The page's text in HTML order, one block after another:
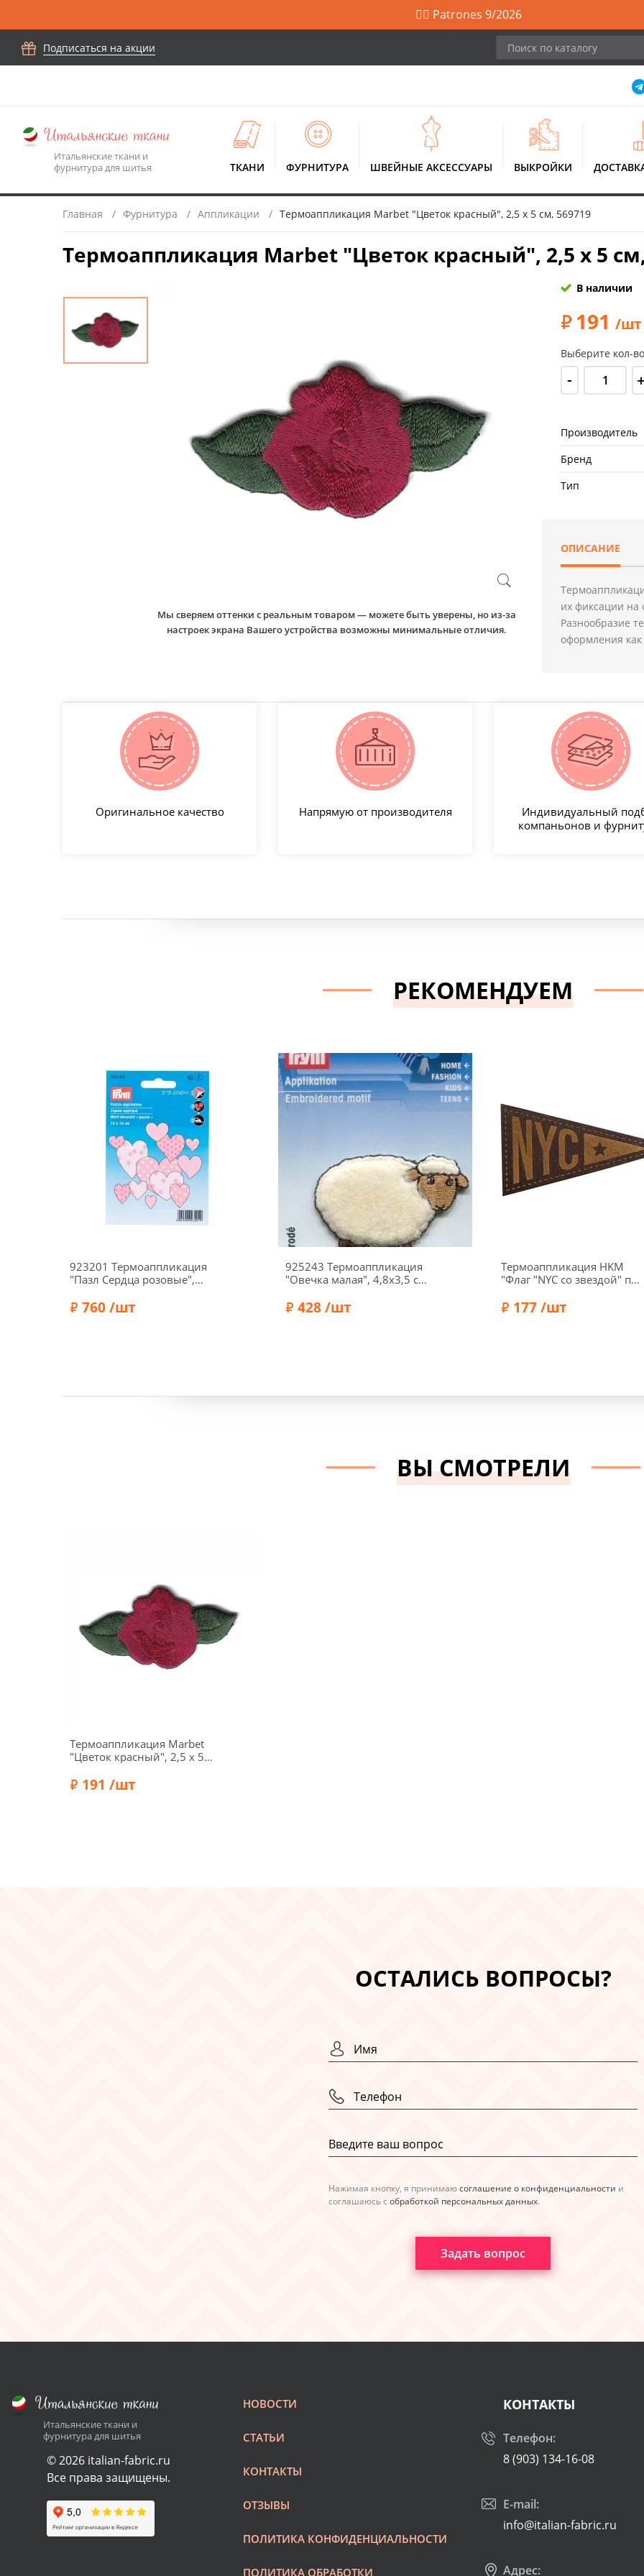
🙋‍♀️ Patrones 9/2026
Подписаться на акции
Итальянские ткани и
фурнитура для шитья
ТКАНИ ФУРНИТУРА ШВЕЙНЫЕ АКСЕССУАРЫ ВЫКРОЙКИ
Главная Фурнитура Аппликации Термоаппликация Marbet "Цветок красный", 2,5 х 5 см, 569719
Термоаппликация Marbet "Цветок красный", 2,5 х 5
Мы сверяем оттенки с реальным товаром — можете быть уверены, но из-за
настроек экрана Вашего устройства возможны минимальные отличия.
В наличии
191 /шт
Выберите кол-
- +
Производитель
Бренд
Тип
ОПИСАНИЕ
их фиксации на
Разнообразие
оформления
Оригинальное качество Напрямую от производителя
Индивидуальный
компаньонов и
РЕКОМЕНДУЕМ
923201 Термоаппликация
"Пазл Сердца розовые",
760 /шт
925243 Термоаппликация
"Овечка малая", 4,8х3,5 см,
428 /шт
Термоаппликация HKM
"Флаг "NYC со звездой" под
коричневый, 39030
177 /шт
ВЫ СМОТРЕЛИ
Термоаппликация Marbet
"Цветок красный", 2,5 х 5
191 /шт
ОСТАЛИСЬ ВОПРОСЫ?
Нажимая кнопку, я принимаюсоглашение о конфиденциальности и
соглашаюсь с обработкой персональных данных.
Задать вопрос
Итальянские ткани и
фурнитура для шитья
© 2026 italian-fabric.ru
Все права защищены.
НОВОСТИ
СТАТЬИ
КОНТАКТЫ
ОТЗЫВЫ
ПОЛИТИКА КОНФИДЕНЦИАЛЬНОСТИ
ПОЛИТИКА ОБРАБОТКИ
КОНТАКТЫ
Телефон:
8 (903) 134-16-08
E-mail:
info@italian-fabric.ru
Адрес: